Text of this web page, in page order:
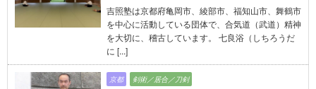
吉照塾は京都府亀岡市、綾部市、福知山市、舞鶴市
を中心に活動している団体で、合気道（武道）精神
を大切に、稽古しています。 七良浴（しちろうだ
に [...]
京都 剣術／居合／刀剣